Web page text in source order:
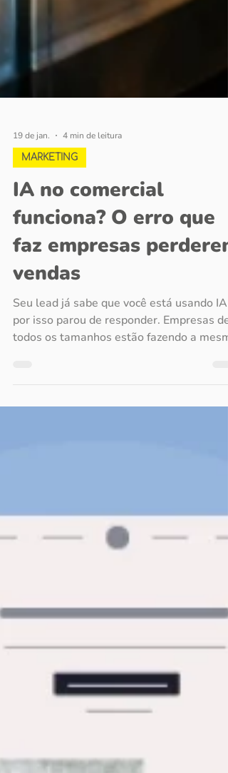
MARKETING
IA no comercial
funciona? O erro que
faz empresas perderem
vendas
Seu lead já sabe que você está usando IA,
no WhatsApp, Instagram, site e até no